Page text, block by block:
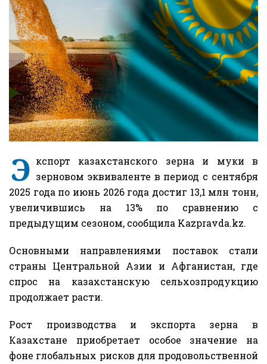
Э кспорт казахстанского зерна и муки в
зерновом эквиваленте в период с сентября
2025 года по июнь 2026 года достиг 13,1 млн тонн,
увеличившись на 13% по сравнению с
предыдущим сезоном, сообщила Kazpravda.kz.
Основными направлениями поставок стали
страны Центральной Азии и Афганистан, где
спрос на казахстанскую сельхозпродукцию
продолжает расти.
Рост производства и экспорта зерна в
Казахстане приобретает особое значение на
фоне глобальных рисков для продовольственной